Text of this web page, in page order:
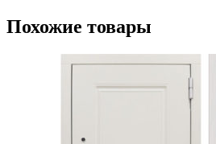
Похожие товары